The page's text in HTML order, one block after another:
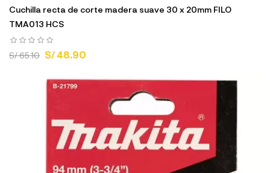
Cuchilla recta de corte madera suave 30 x 20mm FILO
TMA013 HCS
S/ 65.10 S/ 48.90